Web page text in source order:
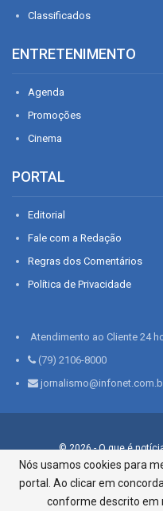
Classificados
ENTRETENIMENTO
Agenda
Promoções
Cinema
PORTAL
Editorial
Fale com a Redação
Regras dos Comentários
Política de Privacidade
Atendimento ao Cliente 24
(79) 2106-8000
© 2026 - O que é
Infonet - Rua
Aracaju-SE, CEP 49015-
Nós usamos cookies para
portal. Ao clicar em
conforme descrito em